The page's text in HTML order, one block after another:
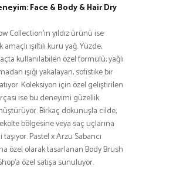
Face & Body & Hair Dry
Collection’ın yıldız ürünü ise
ışıltılı kuru yağ. Yüzde,
kullanılabilen özel formülü; yağlı
ışığı yakalayan, sofistike bir
Koleksiyon için özel geliştirilen
ise bu deneyimi güzellik
Birkaç dokunuşla cilde,
bölgesine veya saç uçlarına
Pastel x Arzu Sabancı
özel olarak tasarlanan Body Brush
özel satışa sunuluyor.